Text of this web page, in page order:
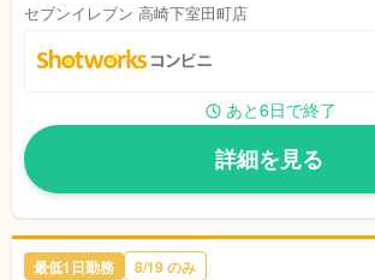
セブンイレブン 高崎下室田町店
あと6日で終了
詳細を見る
最低1日勤務 8/19 のみ